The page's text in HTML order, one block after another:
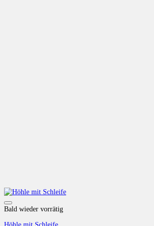
Bald wieder vorrätig